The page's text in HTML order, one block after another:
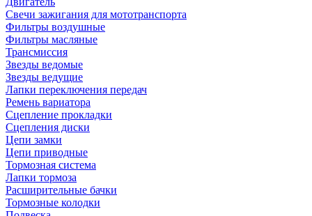
Свечи зажигания для мототранспорта
Фильтры воздушные
Фильтры масляные
Трансмиссия
Звезды ведомые
Звезды ведущие
Лапки переключения передач
Ремень вариатора
Сцепление прокладки
Сцепления диски
Цепи замки
Цепи приводные
Тормозная система
Лапки тормоза
Расширительные бачки
Тормозные колодки